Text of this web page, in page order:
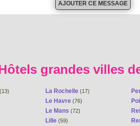
grandes villes
(13) La Rochelle (17)
Le Havre (76)
Le Mans (72)
Lille (59)